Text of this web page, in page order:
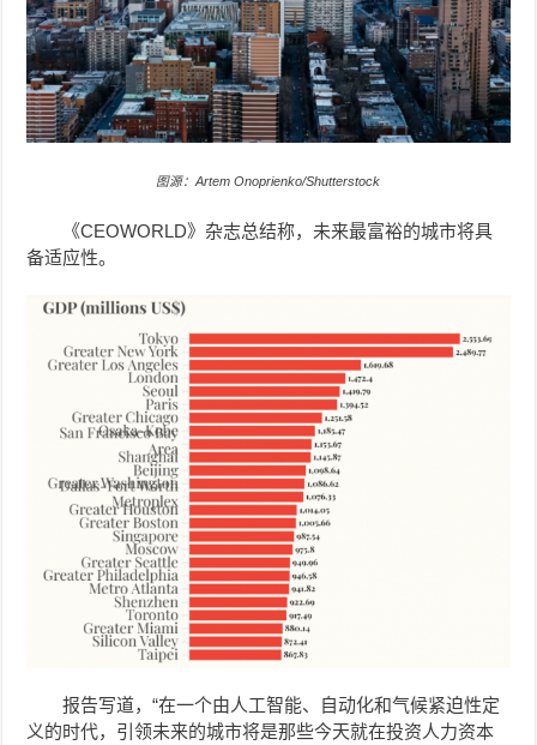
图源：Artem Onoprienko/Shutterstock
《CEOWORLD》杂志总结称，未来最富裕的城市将具
备适应性。
报告写道，“在一个由人工智能、自动化和气候紧迫性定
义的时代，引领未来的城市将是那些今天就在投资人力资本